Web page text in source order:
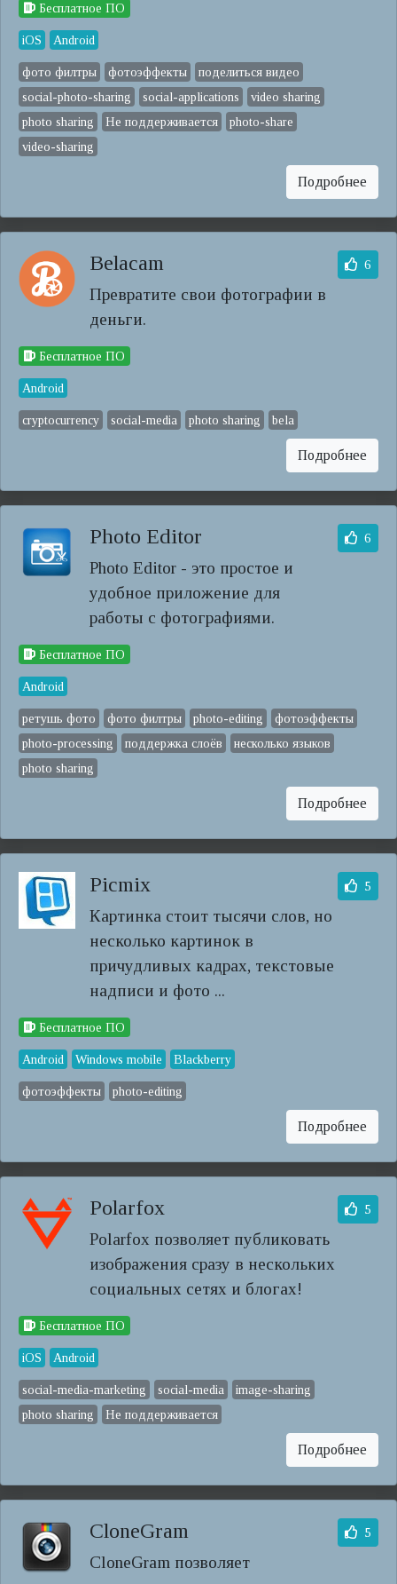
Бесплатное ПО
iOS Android
фото филтры фотоэффекты
поделиться видео
social-photo-sharing
social-applications
video sharing
photo sharing
Не поддерживается
photo-share
video-sharing
Подробнее
Belacam
Превратите свои фотографии в
деньги.
6
Бесплатное ПО
Android
cryptocurrency social-media photo sharing bela
Подробнее
Photo Editor
Photo Editor - это простое и
удобное приложение для
работы с фотографиями.
6
Бесплатное ПО
Android
ретушь фото фото филтры photo-editing
фотоэффекты
photo-processing
поддержка слоёв
несколько языков
photo sharing
Подробнее
Picmix
Картинка стоит тысячи слов, но
несколько картинок в
причудливых кадрах, текстовые
надписи и фото ...
5
Бесплатное ПО
Android Windows mobile Blackberry
фотоэффекты photo-editing
Подробнее
Polarfox
Polarfox позволяет публиковать
изображения сразу в нескольких
социальных сетях и блогах!
5
Бесплатное ПО
iOS Android
social-media-marketing social-media
image-sharing
photo sharing
Не поддерживается
Подробнее
CloneGram
CloneGram позволяет
5